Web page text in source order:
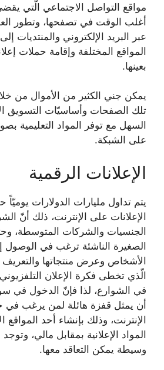
مواقع التواصل الاجتماعي الّتي
أغلب الوقت في تصفحها، وتطور
عبر البريد الإلكتروني والمنتديات
المواقع المختلفة وإقامة حملات
بعينها.
يمكن جني الكثير من الأموال من
تلك الصفحات وأساسيّات التسويق
السهل مع توفر المواد التعليمية
على الشبكة.
الإعلانات الرقمية
يتم تداول مليارات الدولارات
الإعلانات على الإنترنت، ذلك أنّ
الجنسيات والشركات المتوسطة،
الصغيرة الناشئة ترغب في الوصول
الأشخاص وعرض منتجاتها والتعريف
الّذي تخطى فكرة الإعلان
في الشوارع، لذا فإنّ الدخول في
أن يمثل قفزة هائلة لمن يرغب في
الإنترنت، وذلك بإنشاء أحد المواقع
المواد الإعلانية بمقابل مالي،
وسيطة يمكن التعاقد معها.